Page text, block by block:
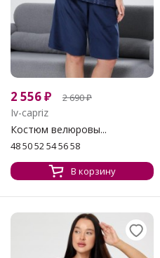
2 556₽ 2 690₽
Iv-capriz
Костюм велюровы...
48 50 52 54 56 58
В корзину